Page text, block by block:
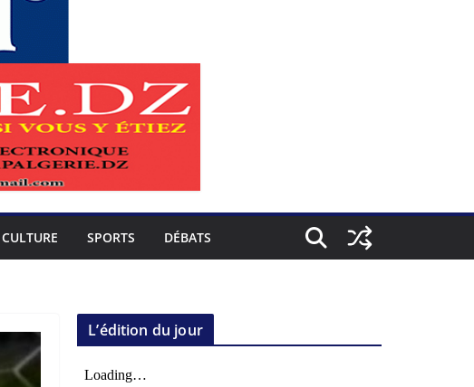
CULTURE SPORTS DÉBATS
L’édition du jour